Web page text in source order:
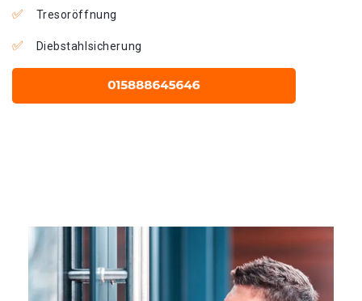
Tresoröffnung
Diebstahlsicherung